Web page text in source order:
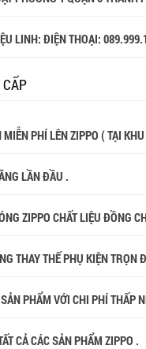
LINH: ĐIỆN THOẠI:
MIỄN PHÍ LÊN ZIPPO ( TẠI
LẦN ĐẦU .
ZIPPO CHẤT LIỆU ĐỒNG
THAY THẾ PHỤ KIỆN TRỌN
PHẨM VỚI CHI PHÍ THẤP
CẢ CÁC SẢN PHẨM ZIPPO .